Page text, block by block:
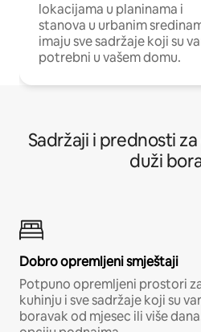
lokacijama u planinama i
stanova u urbanim
imaju sve sadržaje koji su
potrebni u vašem domu.
Sadržaji i prednosti
duži
Dobro opremljeni smještaji
Potpuno opremljeni prostori
kuhinju i sve sadržaje koji su
boravak od mjesec ili više